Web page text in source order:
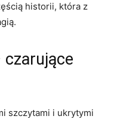
historii, która⁣ z
czarujące
szczytami i ukrytymi‍